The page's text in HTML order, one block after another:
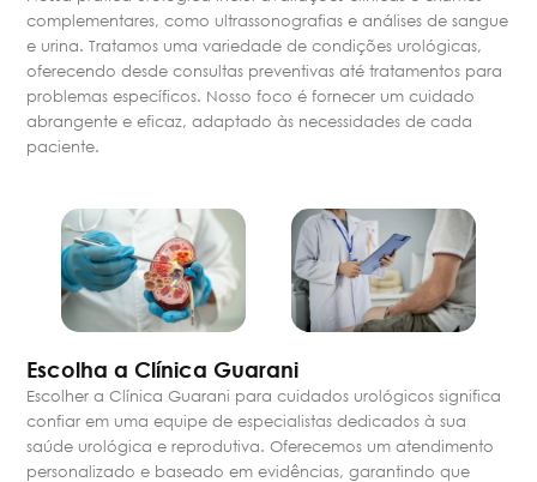
complementares, como ultrassonografias e análises de sangue
e urina. Tratamos uma variedade de condições urológicas,
oferecendo desde consultas preventivas até tratamentos para
problemas específicos. Nosso foco é fornecer um cuidado
abrangente e eficaz, adaptado às necessidades de cada
paciente.
Escolha a Clínica Guarani
Escolher a Clínica Guarani para cuidados urológicos significa
confiar em uma equipe de especialistas dedicados à sua
saúde urológica e reprodutiva. Oferecemos um atendimento
personalizado e baseado em evidências, garantindo que